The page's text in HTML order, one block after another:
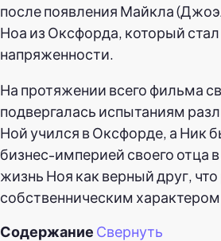
после появления Майкла
Ноа из Оксфорда, который
напряженности.
На протяжении всего фильма
подвергалась испытаниям
Ной учился в Оксфорде, а Ник
бизнес-империей своего отца
жизнь Ноя как верный друг,
собственническим
Содержание Свернуть